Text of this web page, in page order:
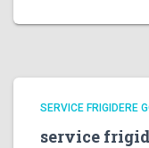
SERVICE FRIGIDERE
service